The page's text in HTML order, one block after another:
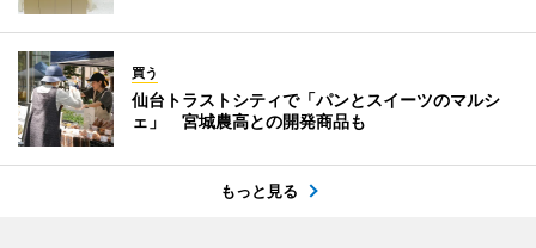
買う
仙台トラストシティで「パンとスイーツのマルシ
ェ」 宮城農高との開発商品も
もっと見る